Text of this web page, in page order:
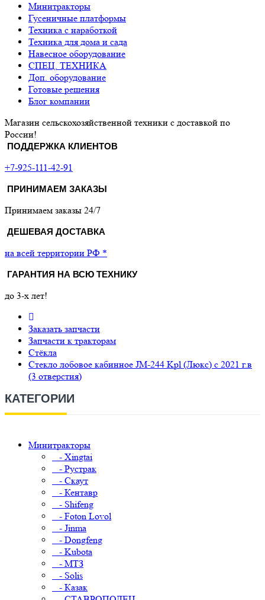
Минитракторы
Гусеничные платформы
Техника с наработкой
Техника для дома и сада
Навесное оборудование
СПЕЦ. ТЕХНИКА
Доп. оборудование
Готовые решения
Блог компании
Магазин сельскохозяйственной техники с доставкой по
России!
ПОДДЕРЖКА КЛИЕНТОВ
+7-925-111-42-91
ПРИНИМАЕМ ЗАКАЗЫ
Принимаем заказы 24/7
ДЕШЕВАЯ ДОСТАВКА
на всей территории РФ *
ГАРАНТИЯ НА ВСЮ ТЕХНИКУ
до 3-х лет!
Заказать запчасти
Запчасти к тракторам
Стёкла
Стекло лобовое кабинное JM-244 Kpl (Люкс) с 2021 г.в
(3 отверстия)
КАТЕГОРИИ
Минитракторы
- Xingtai
- Рустрак
- Скаут
- Кентавр
- Shifeng
- Foton Lovol
- Jinma
- Dongfeng
- Kubota
- МТЗ
- Solis
- Казак